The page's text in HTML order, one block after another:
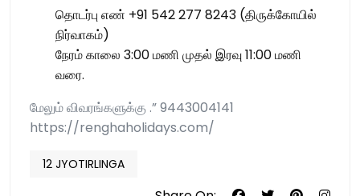
தொடர்பு எண் +91 542 277 8243 (திருக்கோயில்
நிர்வாகம்)
நேரம் காலை 3:00 மணி முதல் இரவு 11:00 மணி
வரை.
மேலும் விவரங்களுக்கு .” 9443004141
https://renghaholidays.com/
12 JYOTIRLINGA